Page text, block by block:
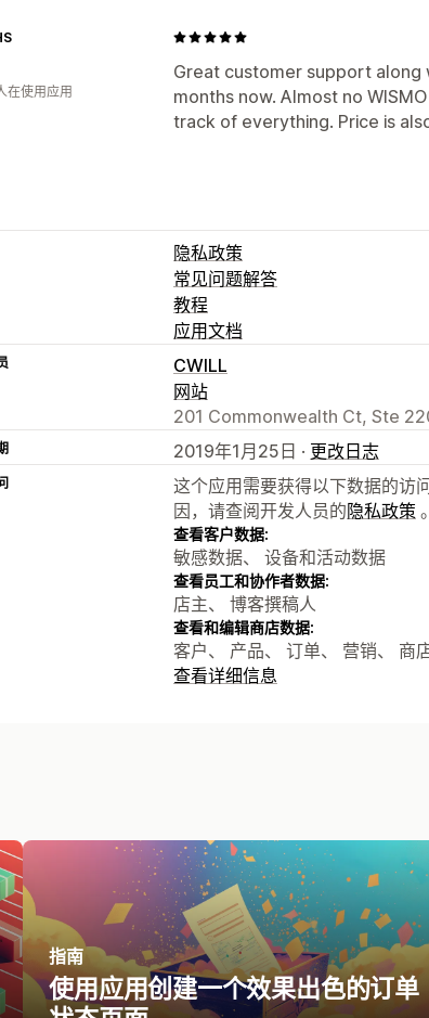
Great customer support along
months now. Almost no
track of everything. Price is
在使用应用
隐私政策
常见问题解答
教程
应用文档
CWILL
网站
201 Commonwealth Ct, Ste
2019年1月25日 · 更改日志
这个应用需要获得以下数据的访
因，请查阅开发人员的隐私政策 。
查看客户数据:
敏感数据、 设备和活动数据
查看员工和协作者数据:
店主、 博客撰稿人
查看和编辑商店数据:
客户、 产品、 订单、 营销、 商
查看详细信息
指南
使用应用创建一个效果出色的订单